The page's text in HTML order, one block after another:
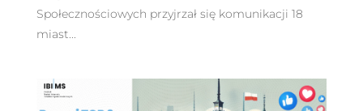
Społecznościowych przyjrzał się komunikacji 18
miast...